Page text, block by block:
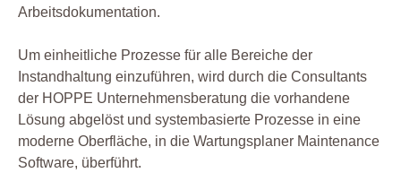
Arbeitsdokumentation.
Um einheitliche Prozesse für alle Bereiche der
Instandhaltung einzuführen, wird durch die Consultants
der HOPPE Unternehmensberatung die vorhandene
Lösung abgelöst und systembasierte Prozesse in eine
moderne Oberfläche, in die Wartungsplaner Maintenance
Software, überführt.